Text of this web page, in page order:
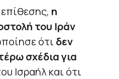
η
του Ιράν
ότι δεν
σχέδια για
Ισραήλ και ότι